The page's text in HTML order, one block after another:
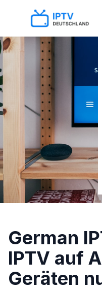
German
IPTV auf
Geräten